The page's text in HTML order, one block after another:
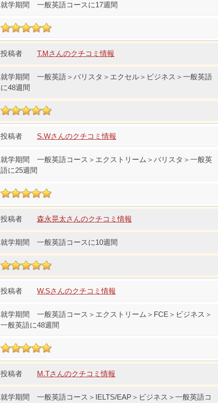
一般英語コースに17週間
T.Mさんのクチコミ情報
一般英語＞バリスタ＞エクセル＞ビジネス＞一般英語
に48週間
S.Wさんのクチコミ情報
一般英語コース＞エクストリーム＞バリスタ＞一般英
語に25週間
森永晃太さんのクチコミ情報
一般英語コースに10週間
W.Sさんのクチコミ情報
一般英語コース＞エクストリーム＞FCE＞ビジネス＞
一般英語に48週間
M.Tさんのクチコミ情報
一般英語コース＞IELTS/EAP＞ビジネス＞一般英語コ